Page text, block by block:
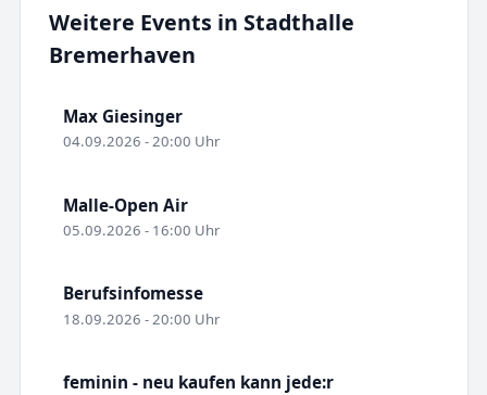
Weitere Events in Stadthalle
Bremerhaven
Max Giesinger
04.09.2026 - 20:00 Uhr
Malle-Open Air
05.09.2026 - 16:00 Uhr
Berufsinfomesse
18.09.2026 - 20:00 Uhr
feminin - neu kaufen kann jede:r